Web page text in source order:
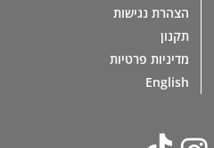
הצהרת נגישות
תקנון
מדיניות פרטיות
English